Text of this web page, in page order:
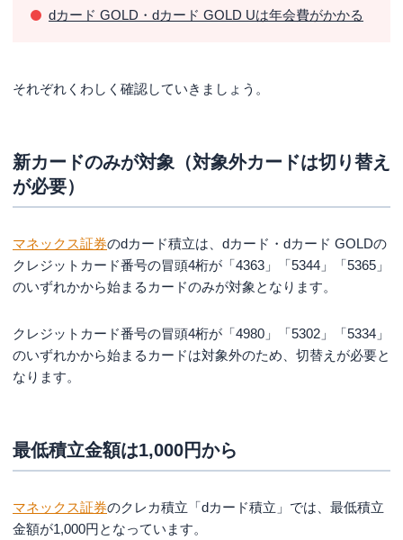
dカード GOLD・dカード GOLD Uは年会費がかかる
それぞれくわしく確認していきましょう。
新カードのみが対象（対象外カードは切り替え
が必要）
マネックス証券のdカード積立は、dカード・dカード GOLDの
クレジットカード番号の冒頭4桁が「4363」「5344」「5365」
のいずれかから始まるカードのみが対象となります。
クレジットカード番号の冒頭4桁が「4980」「5302」「5334」
のいずれかから始まるカードは対象外のため、切替えが必要と
なります。
最低積立金額は1,000円から
マネックス証券のクレカ積立「dカード積立」では、最低積立
金額が1,000円となっています。